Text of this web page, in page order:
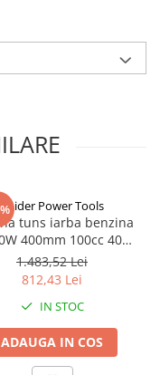
Raider Power Tools
tuns iarba benzina
400mm 100cc 40L
RD-GLM01S
1.483,52 Lei
812,43 Lei
IN STOC
ADAUGA IN COS